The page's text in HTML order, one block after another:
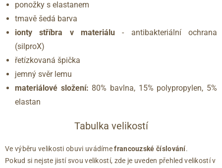
ponožky s elastanem
tmavě šedá barva
ionty stříbra v materiálu - antibakteriální ochrana
(silproX)
řetízkovaná špička
jemný svěr lemu
materiálové složení: 80% bavlna, 15% polypropylen, 5%
elastan
Tabulka velikostí
Ve výběru velikosti obuvi uvádímefrancouzské číslování.
Pokud si nejste jistí svou velikostí, zde je uveden přehled velikostí v